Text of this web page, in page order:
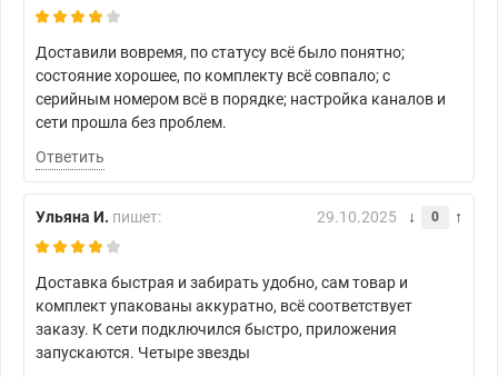
Доставили вовремя, по статусу всё было понятно;
состояние хорошее, по комплекту всё совпало; с
серийным номером всё в порядке; настройка каналов и
сети прошла без проблем.
Ответить
Ульяна И. пишет: 29.10.2025 0
Доставка быстрая и забирать удобно, сам товар и
комплект упакованы аккуратно, всё соответствует
заказу. К сети подключился быстро, приложения
запускаются. Четыре звезды